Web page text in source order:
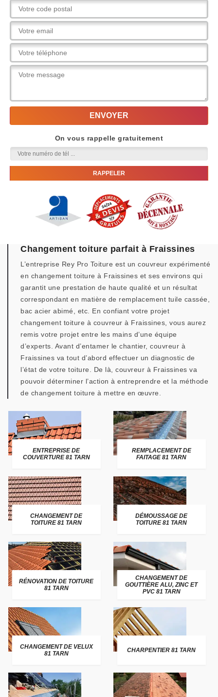
On vous rappelle gratuitement
Changement toiture parfait à Fraissines
L’entreprise Rey Pro Toiture est un couvreur expérimenté
en changement toiture à Fraissines et ses environs qui
garantit une prestation de haute qualité et un résultat
correspondant en matière de remplacement tuile cassée,
bac acier abimé, etc. En confiant votre projet
changement toiture à couvreur à Fraissines, vous aurez
remis votre projet entre les mains d’une équipe
d’experts. Avant d’entamer le chantier, couvreur à
Fraissines va tout d’abord effectuer un diagnostic de
l’état de votre toiture. De là, couvreur à Fraissines va
pouvoir déterminer l’action à entreprendre et la méthode
de changement toiture à mettre en œuvre.
ENTREPRISE DE
COUVERTURE 81 TARN
REMPLACEMENT DE
FAITAGE 81 TARN
CHANGEMENT DE
TOITURE 81 TARN
DÉMOUSSAGE DE
TOITURE 81 TARN
RÉNOVATION DE TOITURE
81 TARN
CHANGEMENT DE
GOUTTIÈRE ALU, ZINC ET
PVC 81 TARN
CHANGEMENT DE VELUX
81 TARN
CHARPENTIER 81 TARN